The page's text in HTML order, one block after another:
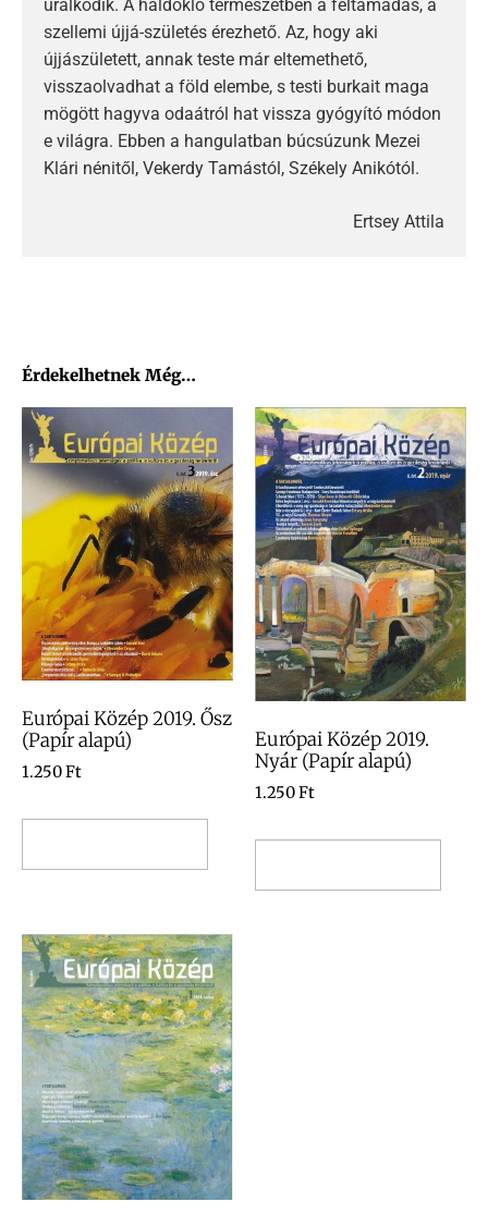
Érdekelhetnek Még…
Európai Közép 2019. Ősz
(Papír alapú)
1.250Ft
Európai Közép 2019.
Nyár (Papír alapú)
1.250Ft
uralkodik. A haldokló természetben a feltámadás, a
szellemi újjá-születés érezhető. Az, hogy aki
újjászületett, annak teste már eltemethető,
visszaolvadhat a föld elembe, s testi burkait maga
mögött hagyva odaátról hat vissza gyógyító módon
e világra. Ebben a hangulatban búcsúzunk Mezei
Klári nénitől, Vekerdy Tamástól, Székely Anikótól.
Ertsey Attila